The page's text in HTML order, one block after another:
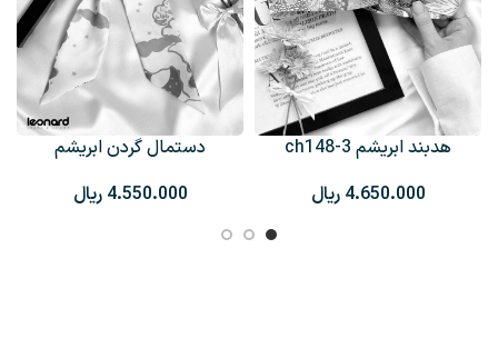
هدبند ابریشم ch148-3
ریال
دستمال گردن ابریشم
ریال